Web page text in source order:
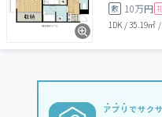
敷 10万円
1DK /35.19㎡ /